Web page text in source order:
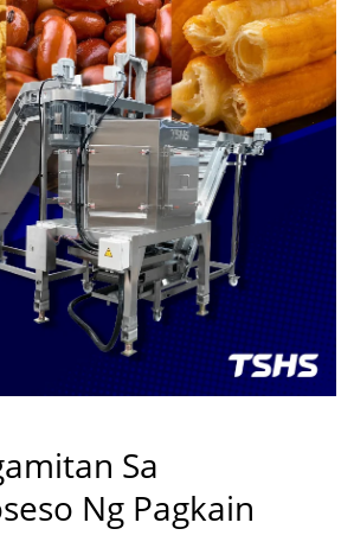
ng pagkain na bumuo ng mataas na
na mga solusyon sa paggawa. /
na tagagawa ng makina sa
kaming eksklusibong patented na
init. Nagbigay ng higit sa 500 na
sa buong mundo. Nag-aalok
customized na industrial dryer na
microwave.
Sa
Ng Pagkain